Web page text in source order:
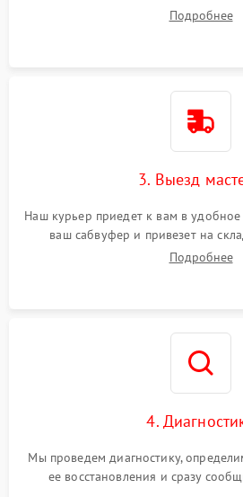
Подробнее
3. Выезд
Наш курьер приедет к вам в удобное
ваш сабвуфер и привезет на
Подробнее
4.
Мы проведем диагностику,
ее восстановления и сразу